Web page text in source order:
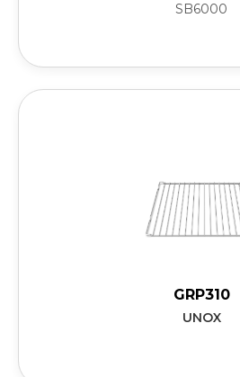
SB6000
GRP310
UNOX